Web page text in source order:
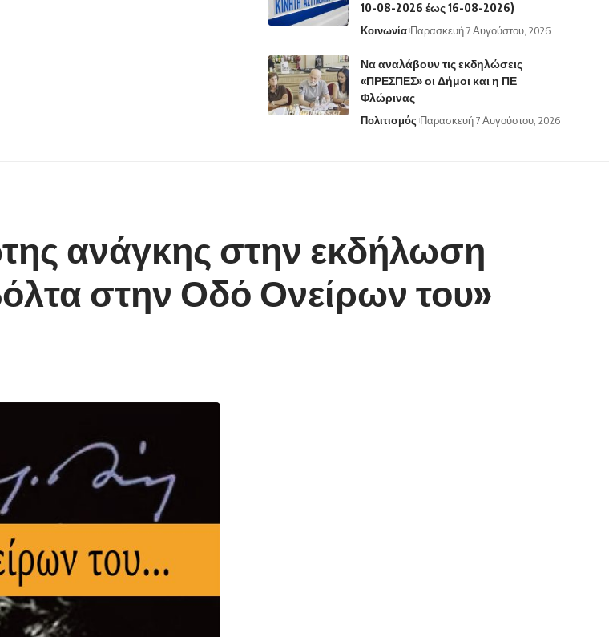
10-08-2026 έως 16-08-2026)
Κοινωνία Παρασκευή 7 Αυγούστου, 2026
Να αναλάβουν τις εκδηλώσεις
«ΠΡΕΣΠΕΣ» οι Δήμοι και η ΠΕ
Φλώρινας
Πολιτισμός Παρασκευή 7 Αυγούστου, 2026
ανάγκης στην εκδήλωση
στην Οδό Ονείρων του»